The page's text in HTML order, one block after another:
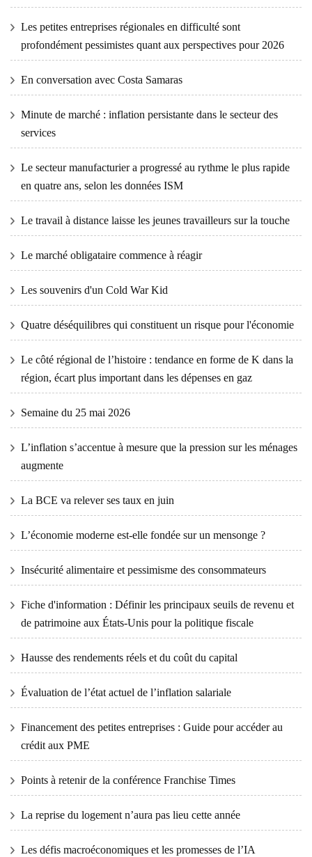
Les petites entreprises régionales en difficulté sont
profondément pessimistes quant aux perspectives pour 2026
En conversation avec Costa Samaras
Minute de marché : inflation persistante dans le secteur des
services
Le secteur manufacturier a progressé au rythme le plus rapide
en quatre ans, selon les données ISM
Le travail à distance laisse les jeunes travailleurs sur la touche
Le marché obligataire commence à réagir
Les souvenirs d'un Cold War Kid
Quatre déséquilibres qui constituent un risque pour l'économie
Le côté régional de l’histoire : tendance en forme de K dans la
région, écart plus important dans les dépenses en gaz
Semaine du 25 mai 2026
L’inflation s’accentue à mesure que la pression sur les ménages
augmente
La BCE va relever ses taux en juin
L’économie moderne est-elle fondée sur un mensonge ?
Insécurité alimentaire et pessimisme des consommateurs
Fiche d'information : Définir les principaux seuils de revenu et
de patrimoine aux États-Unis pour la politique fiscale
Hausse des rendements réels et du coût du capital
Évaluation de l’état actuel de l’inflation salariale
Financement des petites entreprises : Guide pour accéder au
crédit aux PME
Points à retenir de la conférence Franchise Times
La reprise du logement n’aura pas lieu cette année
Les défis macroéconomiques et les promesses de l’IA